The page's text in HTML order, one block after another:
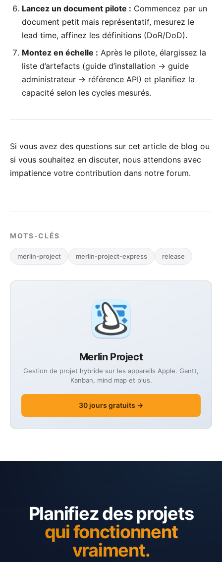
Merlin Project
Gestion de projet hybride sur les appareils Apple. Gantt,
Kanban, mind map et plus.
30 jours gratuits →
Lancez un document pilote : Commencez par un
document petit mais représentatif, mesurez le
lead time, affinez les définitions (DoR/DoD).
Montez en échelle : Après le pilote, élargissez la
liste d’artefacts (guide d’installation → guide
administrateur → référence API) et planifiez la
capacité selon les cycles mesurés.
Si vous avez des questions sur cet article de blog ou
si vous souhaitez en discuter, nous attendons avec
impatience votre contribution dans notre forum.
MOTS-CLÉS
merlin-project merlin-project-express release
Planifiez des projets
qui fonctionnent
vraiment.